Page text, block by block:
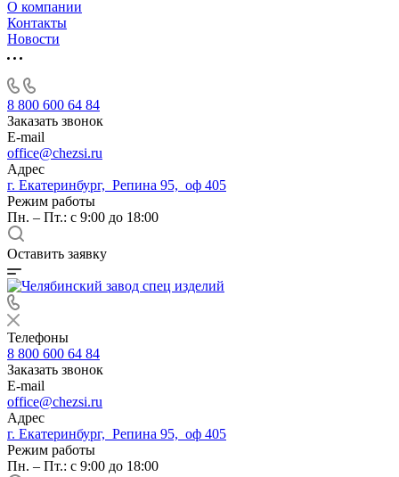
О компании
Контакты
Новости
8 800 600 64 84
Заказать звонок
E-mail
office@chezsi.ru
Адрес
г. Екатеринбург, Репина 95, оф 405
Режим работы
Пн. – Пт.: с 9:00 до 18:00
Оставить заявку
Телефоны
8 800 600 64 84
Заказать звонок
E-mail
office@chezsi.ru
Адрес
г. Екатеринбург, Репина 95, оф 405
Режим работы
Пн. – Пт.: с 9:00 до 18:00